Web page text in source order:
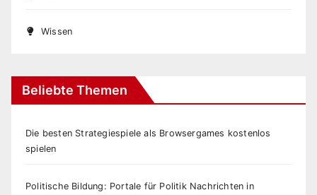
Wissen
Beliebte Themen
Die besten Strategiespiele als Browsergames kostenlos
spielen
Politische Bildung: Portale für Politik Nachrichten in